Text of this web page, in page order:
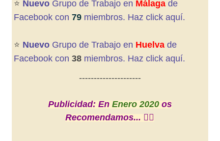
⭐️ NuevoGrupo de Trabajo en Málagade
Facebook con 79miembros. Haz click aquí.
⭐️ NuevoGrupo de Trabajo en Huelvade
Facebook con 38miembros. Haz click aquí.
---------------------
Publicidad: En Enero 2020os
Recomendamos... 👇🏼